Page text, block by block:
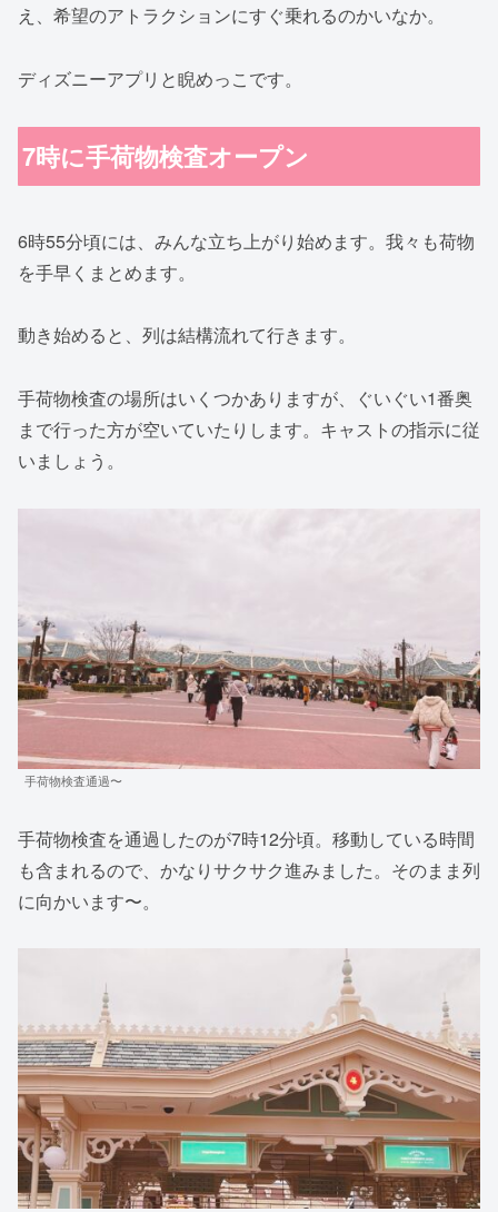
え、希望のアトラクションにすぐ乗れるのかいなか。
ディズニーアプリと睨めっこです。
7時に手荷物検査オープン
6時55分頃には、みんな立ち上がり始めます。我々も荷物
を手早くまとめます。
動き始めると、列は結構流れて行きます。
手荷物検査の場所はいくつかありますが、ぐいぐい1番奥
まで行った方が空いていたりします。キャストの指示に従
いましょう。
手荷物検査通過〜
手荷物検査を通過したのが7時12分頃。移動している時間
も含まれるので、かなりサクサク進みました。そのまま列
に向かいます〜。